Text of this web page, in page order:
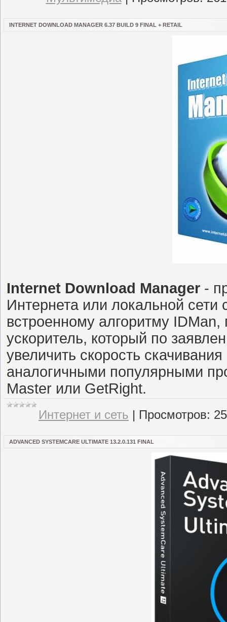
INTERNET DOWNLOAD MANAGER 6.37 BUILD 9 FINAL + RETAIL
Internet Download Manager -
Интернета или локальной
встроенному алгоритму
ускоритель, который по
увеличить скорость
аналогичными популярными
Master или GetRight.
Интернет и сеть | Просмотров:
ADVANCED SYSTEMCARE ULTIMATE 13.2.0.131 FINAL